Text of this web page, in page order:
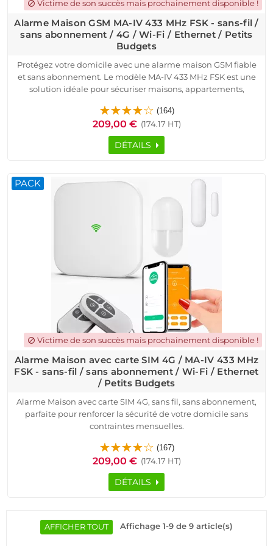
block Victime de son succès mais prochainement disponible !
Alarme Maison GSM MA-IV 433 MHz FSK - sans-fil /
sans abonnement / 4G / Wi-Fi / Ethernet / Petits
Budgets
Protégez votre domicile avec une alarme maison GSM fiable
et sans abonnement. Le modèle MA-IV 433 MHz FSK est une
solution idéale pour sécuriser maisons, appartements,
Ethernet, vous recevez des alertes en temps réel via une
application Android/iOS. Son installation est simple et rapide,
sans nécessité d’expertise technique.
Ce système de sécurité fonctionne avec une carte SIM,
protection optimale, avec des détecteurs d’ouverture et de
mouvement intelligents. Sans engagement, il offre un
contrôle total sur votre sécurité, avec des notifications SMS,
Idéal pour les petits budgets, ce dispositif professionnel
garantit une détection d’intrusion efficace et une installation
facile, pour une tranquillité absolue.
(164)
209,00 € (174.17 HT)
DÉTAILS
block Victime de son succès mais prochainement disponible !
PACK
Alarme Maison avec carte SIM 4G / MA-IV 433 MHz
FSK - sans-fil / sans abonnement / Wi-Fi / Ethernet
/ Petits Budgets
Alarme Maison avec carte SIM 4G, sans fil, sans abonnement,
parfaite pour renforcer la sécurité de votre domicile sans
contraintes mensuelles.
une connexion Wi-Fi ou Ethernet, et s’adapte à tous types de
bâtiments : maisons, appartements, bureaux, commerces, ou
locaux techniques. Grâce à sa compatibilité Android / iOS, sa
carte SIM 4G et son installation rapide, il convient aux petits
réception. Contrôlez votre système à distance, recevez alertes
par SMS, appel ou notification en cas d’intrusion. Un service
(167)
209,00 € (174.17 HT)
DÉTAILS
AFFICHER TOUT Affichage 1-9 de 9 article(s)